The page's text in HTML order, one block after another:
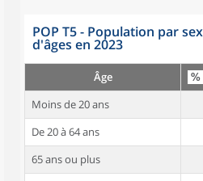
POP T5 - Population par
d'âges en 2023
Âge
Moins de 20 ans
De 20 à 64 ans
65 ans ou plus